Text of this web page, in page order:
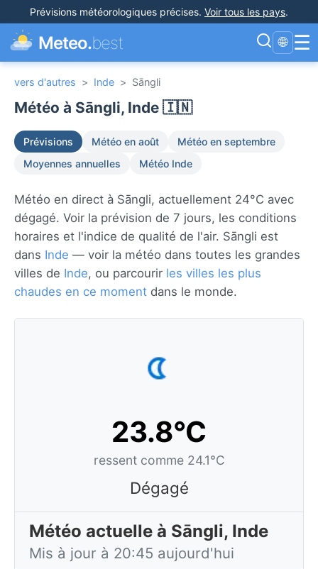
Prévisions météorologiques précises. Voir tous les pays.
Meteo.best 🌐 ☰
vers d'autres > Inde > Sāngli
Météo à Sāngli, Inde 🇮🇳
Prévisions Météo en août
Météo en septembre
Moyennes annuelles
Météo Inde
Météo en direct à Sāngli, actuellement 24°C avec
dégagé. Voir la prévision de 7 jours, les conditions
horaires et l'indice de qualité de l'air. Sāngli est
dans Inde — voir la météo dans toutes les grandes
villes de Inde, ou parcourir les villes les plus
chaudes en ce moment dans le monde.
23.8°C
ressent comme 24.1°C
Dégagé
Météo actuelle à Sāngli, Inde
Mis à jour à 20:45 aujourd'hui